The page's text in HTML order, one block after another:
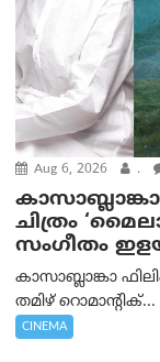
Aug 6, 2026 .
ചിത്രം
സംഗീതം
കാസാബ്ലാങ്കാ
തമിഴ് റൊമാന്റിക്...
CINEMA